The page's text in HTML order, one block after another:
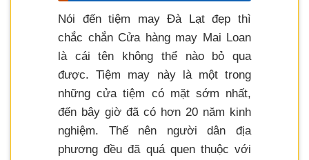
Nói đến tiệm may Đà Lạt đẹp thì
chắc chắn Cửa hàng may Mai Loan
là cái tên không thể nào bỏ qua
được. Tiệm may này là một trong
những cửa tiệm có mặt sớm nhất,
đến bây giờ đã có hơn 20 năm kinh
nghiệm. Thế nên người dân địa
phương đều đã quá quen thuộc với